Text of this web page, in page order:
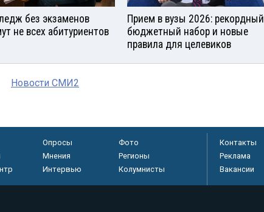
без экзаменов
не всех абитуриентов
Прием в вузы 2026: рекордный
бюджетный набор и новые
правила для целевиков
Новости СМИ2
Опросы
Фото
Мнения
Регионы
Интервью Колумнисты
Контакты
Реклама
Вакансии